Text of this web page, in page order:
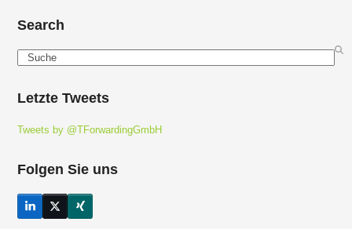
Search
Search
Letzte Tweets
Tweets by @TForwardingGmbH
Folgen Sie uns
LinkedInTwitter
(deprecated)
Xing